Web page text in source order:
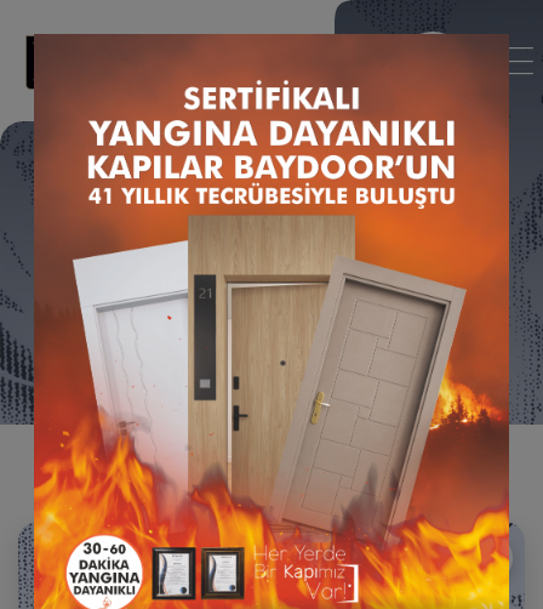
1180-P.BEYAZ-LEYLAK
Anasayfa Kapak PVC Renkleri